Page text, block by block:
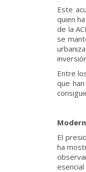
Este
quien
de la
se
Entre
que
El
ha